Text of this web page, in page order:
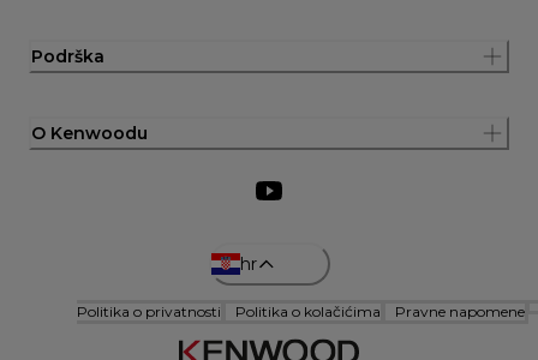
Podrška
O Kenwoodu
hr
Politika o privatnosti Politika o kolačićima Pravne napomene